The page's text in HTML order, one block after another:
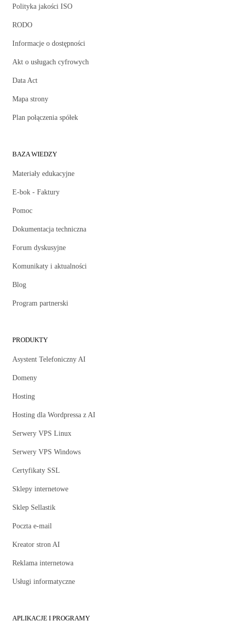
Polityka jakości ISO
RODO
Informacje o dostępności
Akt o usługach cyfrowych
Data Act
Mapa strony
Plan połączenia spółek
BAZA WIEDZY
Materiały edukacyjne
E-bok - Faktury
Pomoc
Dokumentacja techniczna
Forum dyskusyjne
Komunikaty i aktualności
Blog
Program partnerski
PRODUKTY
Asystent Telefoniczny AI
Domeny
Hosting
Hosting dla Wordpressa z AI
Serwery VPS Linux
Serwery VPS Windows
Certyfikaty SSL
Sklepy internetowe
Sklep Sellastik
Poczta e-mail
Kreator stron AI
Reklama internetowa
Usługi informatyczne
APLIKACJE I PROGRAMY